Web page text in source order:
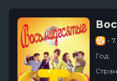
-
Год: